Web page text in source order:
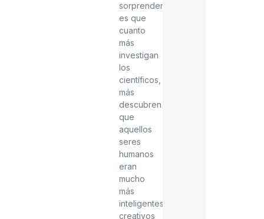
sorprendente
es que
cuanto
más
investigan
los
científicos,
más
descubren
que
aquellos
seres
humanos
eran
mucho
más
inteligentes,
creativos